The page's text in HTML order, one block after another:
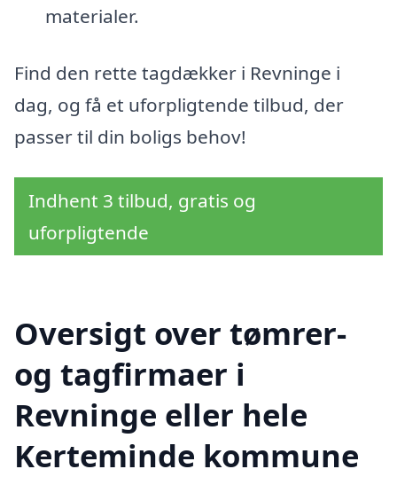
materialer.
Find den rette tagdækker i Revninge i
dag, og få et uforpligtende tilbud, der
passer til din boligs behov!
Indhent 3 tilbud, gratis og
uforpligtende
Oversigt over tømrer-
og tagfirmaer i
Revninge eller hele
Kerteminde kommune